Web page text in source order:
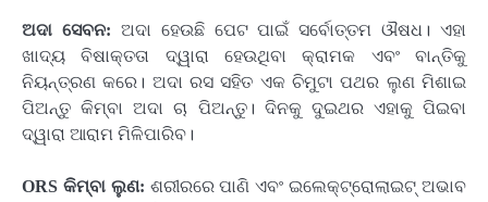
ଅଦା ସେବନ: ଅଦା ହେଉଛି ପେଟ ପାଇଁ ସର୍ବୋତ୍ତମ ଔଷଧ। ଏହା
ଖାଦ୍ୟ ବିଷାକ୍ତତା ଦ୍ୱାରା ହେଉଥିବା କ୍ରାମକ ଏବଂ ବାନ୍ତିକୁ
ନିୟନ୍ତ୍ରଣ କରେ। ଅଦା ରସ ସହିତ ଏକ ଚିମୁଟା ପଥର ଲୁଣ ମିଶାଇ
ପିଅନ୍ତୁ କିମ୍ବା ଅଦା ଚା ପିଅନ୍ତୁ। ଦିନକୁ ଦୁଇଥର ଏହାକୁ ପିଇବା
ଦ୍ୱାରା ଆରାମ ମିଳିପାରିବ।
ORS କିମ୍ବା ଲୁଣ: ଶରୀରରେ ପାଣି ଏବଂ ଇଲେକ୍ଟ୍ରୋଲାଇଟ୍ ଅଭାବ